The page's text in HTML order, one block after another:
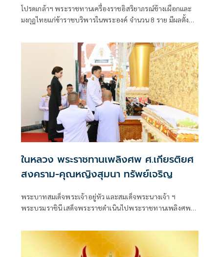
โปรดเกล้าฯ พระราชทานเครื่องราชอิสริยาภรณ์ช้างเผือกและ
มงกุฎไทยแก่ข้าราชบริพารในพระองค์ จำนวน 8 ราย มีผลตั้งแต่
ในหลวง พระราชทานเพลิงศพ ศ.เกียรติยศ
สงคราม-คุณหญิงสุมนา ทรัพย์เจริญ
พระบาทสมเด็จพระเจ้าอยู่หัว และสมเด็จพระนางเจ้า ฯ
พระบรมราชินี เสด็จพระราชดำเนินไปพระราชทานเพลิงศพ
ป.จ.,ม.ป.ช.,ม.ว.ม.,ภ.ป.ร. 3 ,ว.ป.ร.3 และคุณหญิงสุมนา ทรัพย์